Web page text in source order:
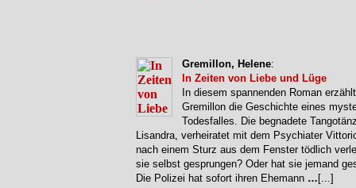
Gremillon, Helene:
In Zeiten von Liebe und Lüge
In diesem spannenden Roman
Gremillon die Geschichte eines
Todesfalles. Die begnadete
Lisandra, verheiratet mit dem Psychiater
nach einem Sturz aus dem Fenster tödlich
sie selbst gesprungen? Oder hat sie jemand
Die Polizei hat sofort ihren Ehemann … [...]